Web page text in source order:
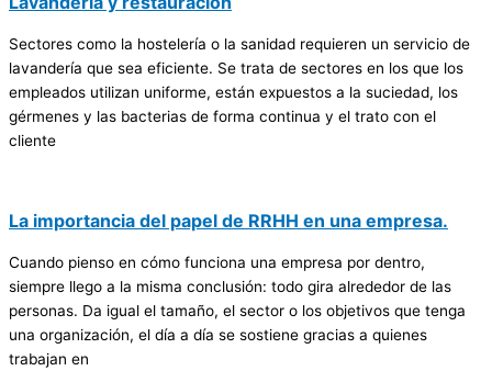
Sectores como la hostelería o la sanidad requieren un servicio de
lavandería que sea eficiente. Se trata de sectores en los que los
empleados utilizan uniforme, están expuestos a la suciedad, los
gérmenes y las bacterias de forma continua y el trato con el
cliente
La importancia del papel de RRHH en una empresa.
Cuando pienso en cómo funciona una empresa por dentro,
siempre llego a la misma conclusión: todo gira alrededor de las
personas. Da igual el tamaño, el sector o los objetivos que tenga
una organización, el día a día se sostiene gracias a quienes
trabajan en